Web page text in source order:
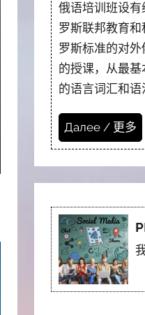
俄语培训班设
罗斯联邦教育
罗斯标准的对
的授课，从最
的语言词汇和语
Далее / 更多